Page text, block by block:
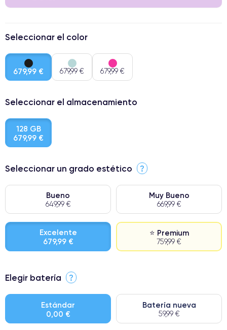
Seleccionar el color
679,99 € 679,99 € 679,99 €
Seleccionar el almacenamiento
128 GB
679,99 €
Seleccionar un grado estético ?
Bueno
649,99 €
Muy Bueno
669,99 €
Excelente
679,99 €
⭐ Premium
759,99 €
⭐ Premium
● Batería: uso intensivo.
● Solo el 5% de nuestros teléfonos tienen una categoría Premium.
Elegir batería ?
Estándar
0,00 €
Batería nueva
59,99 €